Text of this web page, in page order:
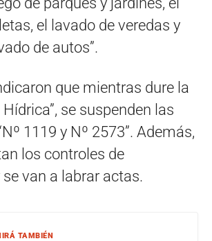
el lavado de veredas y
de autos”.
que mientras dure la
se suspenden las
1119 y Nº 2573”. Además,
los controles de
van a labrar actas.
TAMBIÉN